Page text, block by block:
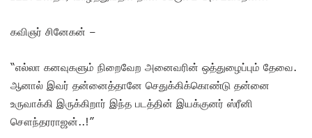
கவிஞர் சினேகன் –
“எல்லா கனவுகளும் நிறைவேற அனைவரின் ஒத்துழைப்பும் தேவை.
ஆனால் இவர் தன்னைத்தானே செதுக்கிக்கொண்டு தன்னை
உருவாக்கி இருக்கிறார் இந்த படத்தின் இயக்குனர் ஸ்ரீனி
சௌந்தரராஜன்..!”